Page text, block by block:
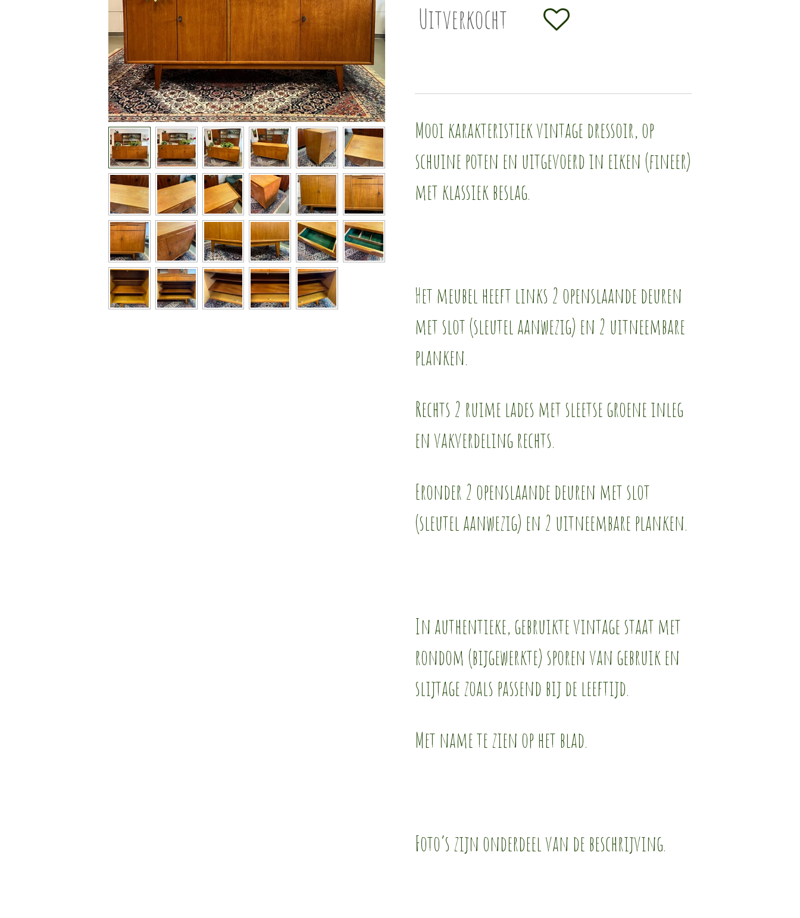
Uitverkocht
Mooi karakteristiek vintage dressoir, op
schuine poten en uitgevoerd in eiken (fineer)
met klassiek beslag.
Het meubel heeft links 2 openslaande deuren
met slot (sleutel aanwezig) en 2 uitneembare
planken.
Rechts 2 ruime lades met sleetse groene inleg
en vakverdeling rechts.
Eronder 2 openslaande deuren met slot
(sleutel aanwezig) en 2 uitneembare planken.
In authentieke, gebruikte vintage staat met
rondom (bijgewerkte) sporen van gebruik en
slijtage zoals passend bij de leeftijd.
Met name te zien op het blad.
Foto’s zijn onderdeel van de beschrijving.